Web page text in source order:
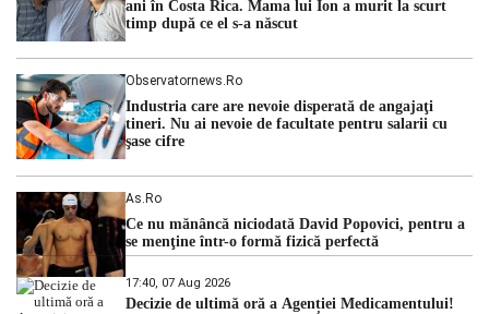
ani în Costa Rica. Mama lui Ion a murit la scurt
timp după ce el s-a născut
Observatornews.ro
Industria care are nevoie disperată de angajaţi
tineri. Nu ai nevoie de facultate pentru salarii cu
şase cifre
As.ro
Ce nu mănâncă niciodată David Popovici, pentru a
se menţine într-o formă fizică perfectă
17:40, 07 Aug 2026
Decizie de ultimă oră a Agenției Medicamentului!